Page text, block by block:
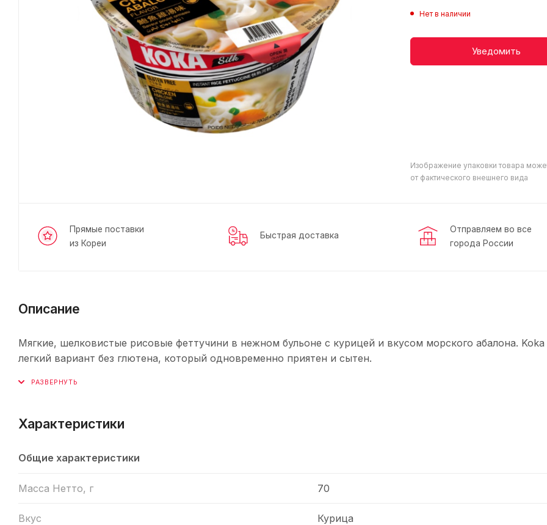
Нет в наличии
Уведомить
Изображение упаковки товара
от фактического внешнего вида
Прямые поставки
из Кореи
Быстрая доставка
Отправляем во все
города России
Описание
Мягкие, шелковистые рисовые феттучини в нежном бульоне с курицей и вкусом морского абалона. Koka
легкий вариант без глютена, который одновременно приятен и сытен.
Характеристики
Общие характеристики
Масса Нетто, г 70
Вкус Курица